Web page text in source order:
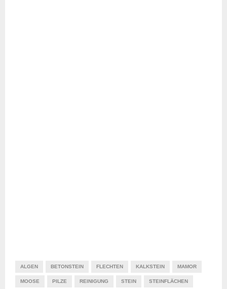
ALGEN BETONSTEIN FLECHTEN KALKSTEIN MAMOR
MOOSE PILZE REINIGUNG STEIN STEINFLÄCHEN